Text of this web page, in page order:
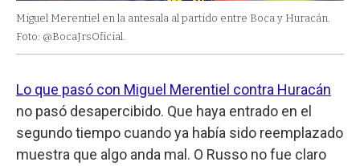
Miguel Merentiel en la antesala al partido entre Boca y Huracán.
Foto: @BocaJrsOficial.
Lo que pasó con Miguel Merentiel contra Huracán
no pasó desapercibido. Que haya entrado en el
segundo tiempo cuando ya había sido reemplazado
muestra que algo anda mal. O Russo no fue claro